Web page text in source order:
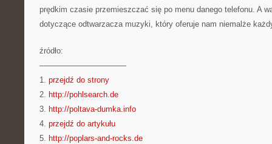
prędkim czasie przemieszczać się po menu danego telefonu. A
dotyczące odtwarzacza muzyki, który oferuje nam niemalże
źródło:
———————————
1. przejdź do strony
2. http://pohlsearch.de
3. http://poltava-dumka.info
4. przejdź do artykułu
5. http://poplars-and-rocks.de